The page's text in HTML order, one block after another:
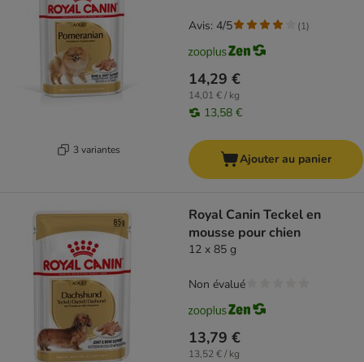
3 variantes
14,29 €
14,01 € / kg
13,58 €
Avis: 4/5 (1)
Ajouter au panier
Royal Canin Teckel en
mousse pour chien
12 x 85 g
13,79 €
13,52 € / kg
Non évalué